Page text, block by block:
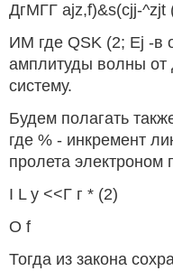
ДгМГГ ajz,f)&s(cjj-^zjt
ИМ где QSK (2; Ej -в
амплитуды волны от
систему.
Будем полагать
где % - инкремент
пролета электроном
I L у <<Г г * (2)
О f
Тогда из закона